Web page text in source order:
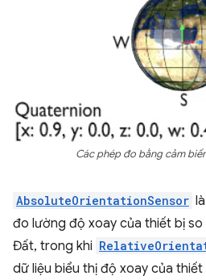
Các phép đo bằng cảm
AbsoluteOrientationSensor
đo lường độ xoay của thiết bị so
Đất, trong khi
dữ liệu biểu thị độ xoay của